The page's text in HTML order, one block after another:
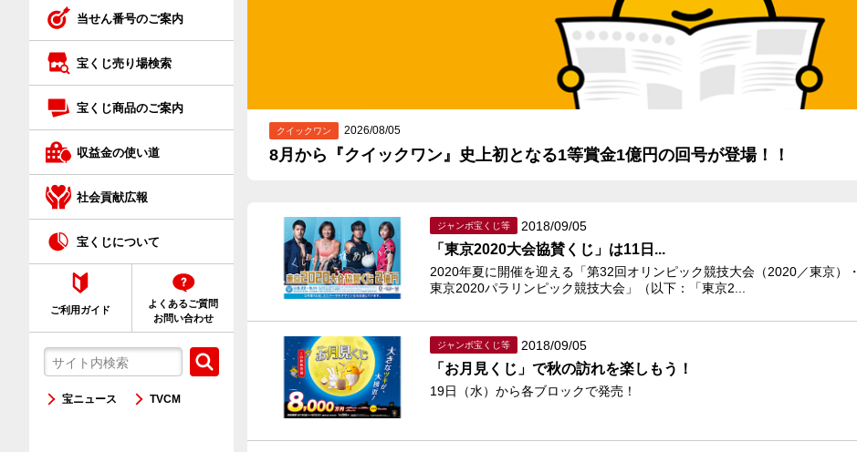
クイックワン
当せん番号のご案内
宝くじ売り場検索
宝くじ商品のご案内
収益金の使い道
社会貢献広報
宝くじについて
ご利用ガイド
よくあるご質問
お問い合わせ
宝ニュース TVCM
クイックワン 2026/08/05
8月から『クイックワン』史上初となる1等賞金1億円の回号が登場！！
ジャンボ宝くじ等 2018/09/05
「東京2020大会協賛くじ」は11日...
2020年夏に開催を迎える「第32回オリンピック競技大会（2020／東京）・
東京2020パラリンピック競技大会」（以下：「東京2...
ジャンボ宝くじ等 2018/09/05
「お月見くじ」で秋の訪れを楽しもう！
19日（水）から各ブロックで発売！